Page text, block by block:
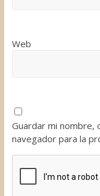
Web
Guardar mi nombre,
navegador para la